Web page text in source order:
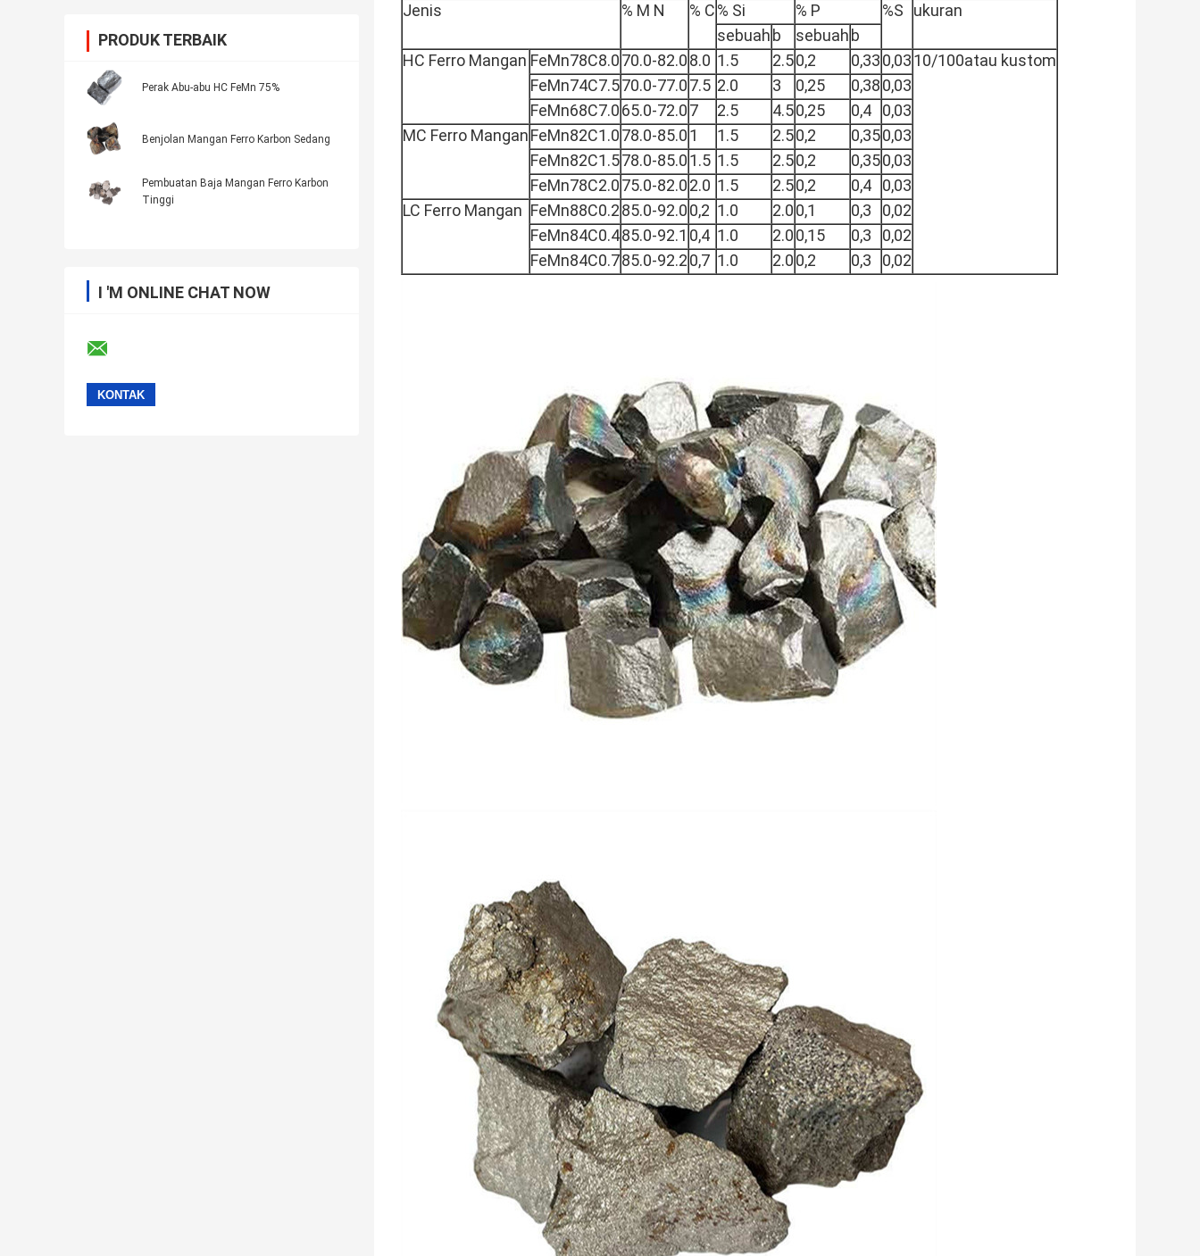
PRODUK TERBAIK
Perak Abu-abu HC FeMn 75%
Benjolan Mangan Ferro Karbon Sedang
Pembuatan Baja Mangan Ferro Karbon
Tinggi
I 'M ONLINE CHAT NOW
Jenis
% M N % C% Si % P %S
ukuran
sebuah b sebuah b
HC Ferro Mangan FeMn78C8.070.0-82.08.0 1.5 2.50,2 0,330,0310/100atau kustom
FeMn74C7.570.0-77.07.5 2.0 3 0,25 0,380,03
FeMn68C7.065.0-72.07 2.5 4.50,25 0,4
0,03
MC Ferro ManganFeMn82C1.078.0-85.01 1.5 2.50,2 0,350,03
FeMn82C1.578.0-85.01.5 1.5 2.50,2 0,350,03
FeMn78C2.075.0-82.02.0 1.5 2.50,2 0,4
0,03
LC Ferro Mangan FeMn88C0.285.0-92.00,2 1.0 2.00,1 0,3
0,02
FeMn84C0.485.0-92.1 0,4 1.0 2.00,15 0,3
0,02
FeMn84C0.785.0-92.20,7 1.0 2.00,2 0,3 0,02